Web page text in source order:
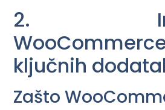
2.
ključnih
Zašto